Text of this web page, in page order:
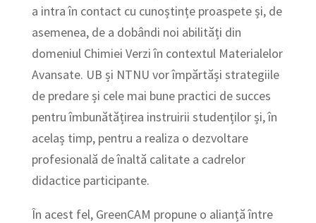
a intra în contact cu cunoștințe proaspete și, de
asemenea, de a dobândi noi abilități din
domeniul Chimiei Verzi în contextul Materialelor
Avansate. UB și NTNU vor împărtăși strategiile
de predare și cele mai bune practici de succes
pentru îmbunătățirea instruirii studenților și, în
acelaș timp, pentru a realiza o dezvoltare
profesională de înaltă calitate a cadrelor
didactice participante.
În acest fel, GreenCAM propune o alianță între